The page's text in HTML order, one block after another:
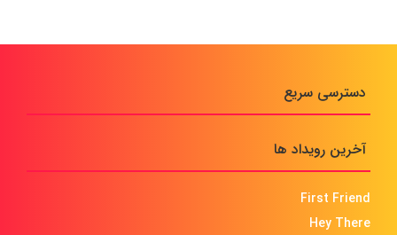
دسترسی سریع
آخرین رویداد ها
First Friend
Hey There